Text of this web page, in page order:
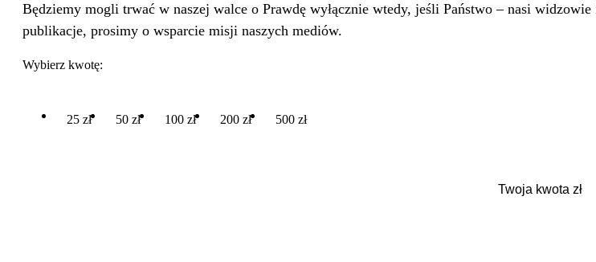
Będziemy mogli trwać w naszej walce o Prawdę wyłącznie wtedy, jeśli Państwo – nasi
publikacje, prosimy o wsparcie misji naszych mediów.
Wybierz kwotę:
25 zł 50 zł 100 zł 200 zł 500 zł